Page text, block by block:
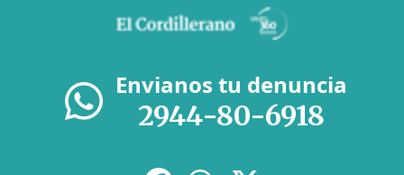
Envianos tu denuncia
2944-80-6918